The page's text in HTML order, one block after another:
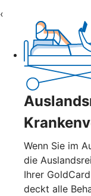
‹
Wenn Sie im
die
Ihrer
deckt alle